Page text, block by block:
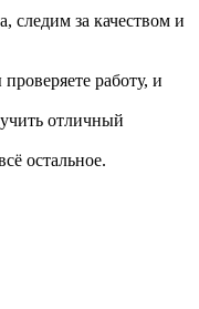
следим за качеством и
работу, и
отличный
остальное.